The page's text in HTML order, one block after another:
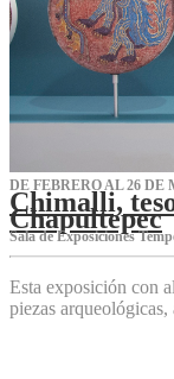
DE FEBRERO AL 26 DE
Chimalli,
Chapultepec
Sala de Exposiciones
Esta exposición con
piezas